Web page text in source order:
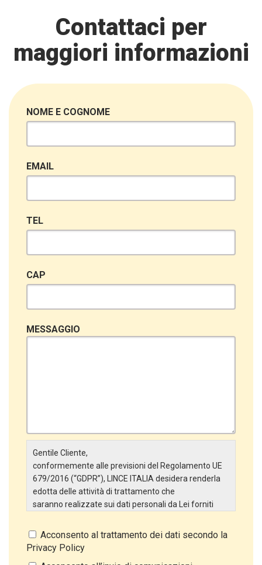
Contattaci per
maggiori informazioni
NOME E COGNOME
EMAIL
TEL
CAP
MESSAGGIO
Gentile Cliente,
conformemente alle previsioni del Regolamento UE
679/2016 (“GDPR”), LINCE ITALIA desidera renderla
edotta delle attività di trattamento che
saranno realizzate sui dati personali da Lei forniti
particolare:
Titolare del Trattamento
Il Titolare del Trattamento è LINCE ITALIA S.r.l., con
Acconsento al trattamento dei dati secondo la
Privacy Policy